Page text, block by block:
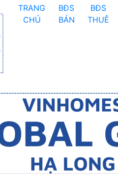
TRANG
CHỦ
BĐS
BÁN
BĐS
THUÊ